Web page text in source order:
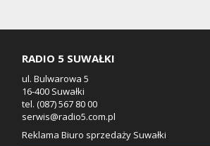
RADIO 5 SUWAŁKI
ul. Bulwarowa 5
16-400 Suwałki
tel. (087) 567 80 00
serwis@radio5.com.pl
Reklama Biuro sprzedaży Suwałki